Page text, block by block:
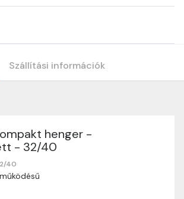
Szállítási információk
henger -
- 32/40
40
hogy webshopunkat választottátok
Az alábbiakban megtaláljátok szállítási
a vásárlásotok gördülékenyen és
történhessen.